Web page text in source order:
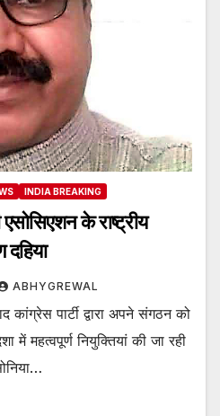
INDIA BREAKING
के राष्ट्रीय
ABHYGREWAL
कांग्रेस पार्टी द्वारा अपने संगठन को
महत्वपूर्ण नियुक्तियां की जा रही